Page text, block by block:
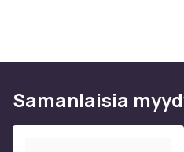
Samanlaisia